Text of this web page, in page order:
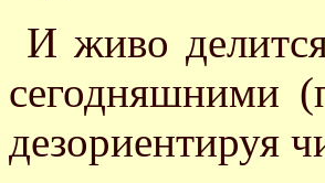
И живо
сегодняшними
дезориентируя